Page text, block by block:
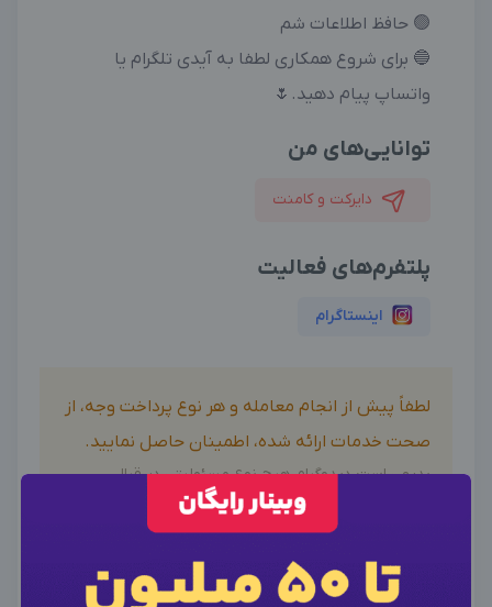
🟢 حافظ اطلاعات شم
🔵 برای شروع همکاری لطفا به آیدی تلگرام یا
واتساپ پیام دهید.🌷
توانایی‌های من
دایرکت و کامنت
پلتفرم‌های فعالیت
اینستاگرام
لطفاً پیش از انجام معامله و هر نوع پرداخت وجه، از
صحت خدمات ارائه شده، اطمینان حاصل نمایید.
بدیهی است دیدوگرام هیچ نوع مسئولیتی در قبال
اظهارات آگهی نداشته و صحت موارد ذکر شده در آگهی، بر
عهده فرد آگهی دهنده می باشد.
اطلاعات تماس
ورود به حساب کاربری